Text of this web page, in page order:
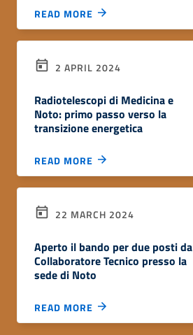
READ MORE
2 APRIL 2024
Radiotelescopi di Medicina e
Noto: primo passo verso la
transizione energetica
READ MORE
22 MARCH 2024
Aperto il bando per due posti da
Collaboratore Tecnico presso la
sede di Noto
READ MORE